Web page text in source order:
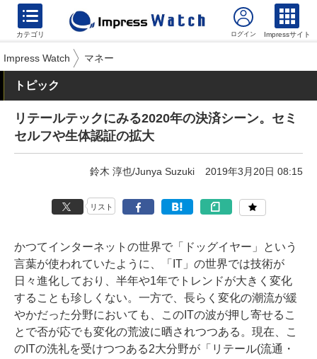
カテゴリ Impressサイト
Impress Watch マネー
トピック
リテールテックにみる2020年の決済シーン。セミ
セルフや生体認証の拡大
鈴木 淳也/Junya Suzuki 2019年3月20日 08:15
リスト
かつてインターネットの世界で「ドッグイヤー」という
言葉が使われていたように、「IT」の世界では技術が
日々進化しており、半年や1年でトレンドが大きく変化
することも珍しくない。一方で、長らく変化の潮流が緩
やかだった分野においても、このITの波が押し寄せるこ
とで否が応でも変化の荒波に晒されつつある。現在、こ
のITの洗礼を受けつつある2大分野が「リテール(流通・